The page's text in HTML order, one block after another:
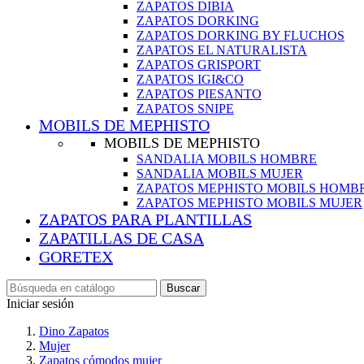
ZAPATOS DIBIA
ZAPATOS DORKING
ZAPATOS DORKING BY FLUCHOS
ZAPATOS EL NATURALISTA
ZAPATOS GRISPORT
ZAPATOS IGI&CO
ZAPATOS PIESANTO
ZAPATOS SNIPE
MOBILS DE MEPHISTO
MOBILS DE MEPHISTO
SANDALIA MOBILS HOMBRE
SANDALIA MOBILS MUJER
ZAPATOS MEPHISTO MOBILS
ZAPATOS MEPHISTO MOBILS MUJER
ZAPATOS PARA PLANTILLAS
ZAPATILLAS DE CASA
GORETEX
Buscar
Iniciar sesión
Dino Zapatos
Mujer
Zapatos cómodos mujer